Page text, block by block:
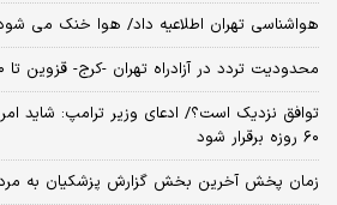
هواشناسی تهران اطلاعیه داد/ هوا خنک می
محدودیت تردد در آزادراه تهران -کرج- قزوین تا ۲۰ شهریور + جزئیات
۶۰ روزه برقرار شود
زمان پخش آخرین بخش گزارش پزشکیان به